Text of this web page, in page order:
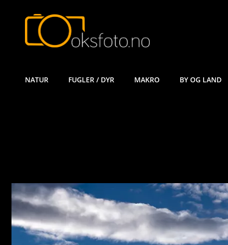
NATUR FUGLER / DYR MAKRO BY OG LAND